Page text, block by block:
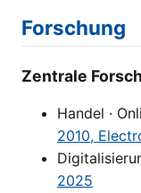
Forschung
Zentrale
Handel ·
2010,
2025